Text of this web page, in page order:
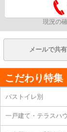
現況の
メールで共
こだわり特集
バストイレ別
一戸建て・テラスハ